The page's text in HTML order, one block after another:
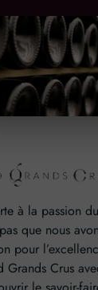
à la passion
que nous
pour
Grands Crus